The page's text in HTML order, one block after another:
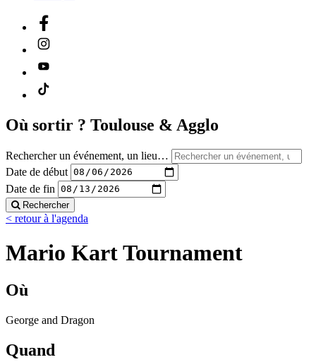
Où sortir ? Toulouse & Agglo
Rechercher un événement, un lieu…
Date de début
Date de fin
Rechercher
< retour à l'agenda
Mario Kart Tournament
Où
George and Dragon
Quand